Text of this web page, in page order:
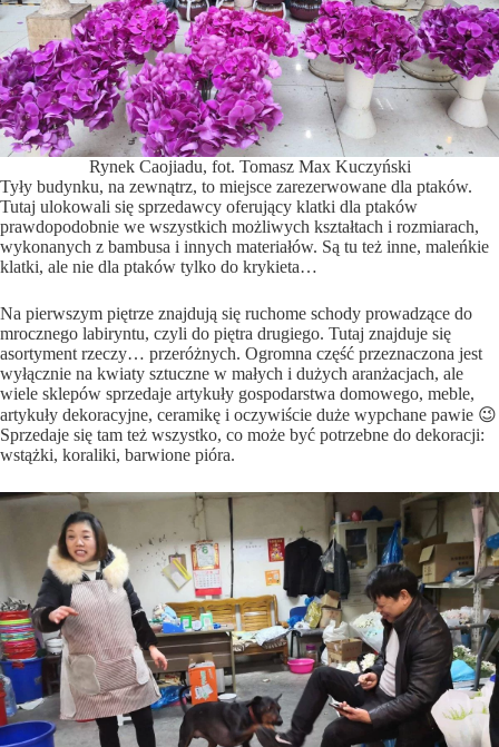
Rynek Caojiadu, fot. Tomasz Max Kuczyński
Tyły budynku, na zewnątrz, to miejsce zarezerwowane dla ptaków.
Tutaj ulokowali się sprzedawcy oferujący klatki dla ptaków
prawdopodobnie we wszystkich możliwych kształtach i rozmiarach,
wykonanych z bambusa i innych materiałów. Są tu też inne, maleńkie
klatki, ale nie dla ptaków tylko do krykieta…
Na pierwszym piętrze znajdują się ruchome schody prowadzące do
mrocznego labiryntu, czyli do piętra drugiego. Tutaj znajduje się
asortyment rzeczy… przeróżnych. Ogromna część przeznaczona jest
wyłącznie na kwiaty sztuczne w małych i dużych aranżacjach, ale
wiele sklepów sprzedaje artykuły gospodarstwa domowego, meble,
artykuły dekoracyjne, ceramikę i oczywiście duże wypchane pawie 😉
Sprzedaje się tam też wszystko, co może być potrzebne do dekoracji:
wstążki, koraliki, barwione pióra.